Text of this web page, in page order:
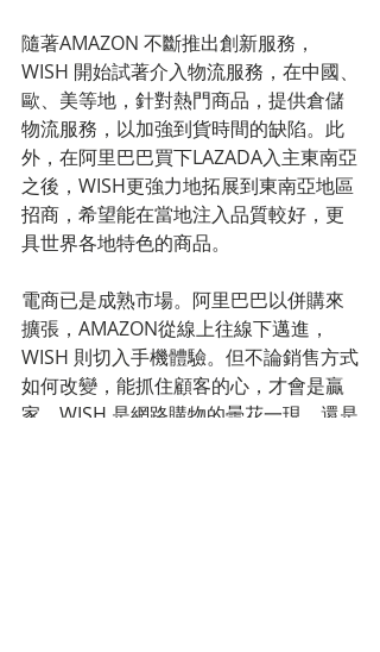
隨著AMAZON 不斷推出創新服務，
WISH 開始試著介入物流服務，在中國、
歐、美等地，針對熱門商品，提供倉儲
物流服務，以加強到貨時間的缺陷。此
外，在阿里巴巴買下LAZADA入主東南亞
之後，WISH更強力地拓展到東南亞地區
招商，希望能在當地注入品質較好，更
具世界各地特色的商品。
電商已是成熟市場。阿里巴巴以併購來
擴張，AMAZON從線上往線下邁進，
WISH 則切入手機體驗。但不論銷售方式
如何改變，能抓住顧客的心，才會是贏
家。WISH 是網路購物的曇花一現，還是